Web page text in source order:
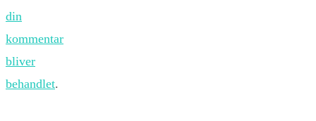
din
kommentar
bliver
behandlet.